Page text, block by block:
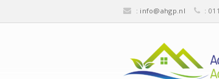
: info@ahgp.nl :